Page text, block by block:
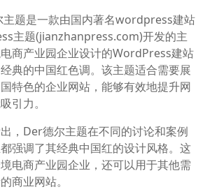
题是一款由国内著名wordpress建站
主题(jianzhanpress.com)开发的主
商产业园企业设计的WordPress建站
典的中国红色调。该主题适合需要展
特色的企业网站，能够有效地提升网
引力。
，Der德尔主题在不同的讨论和案例
强调了其经典中国红的设计风格。这
电商产业园企业，还可以用于其他需
商业网站。